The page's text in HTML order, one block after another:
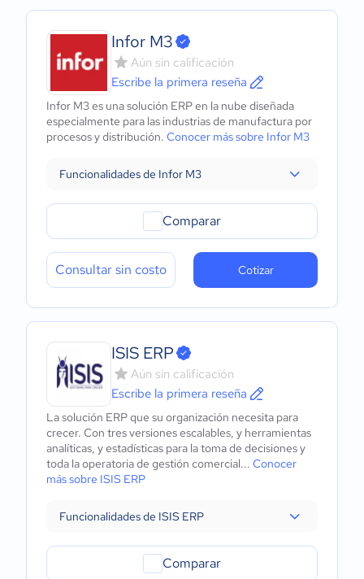
Infor M3
Aún sin calificación
Escribe la primera reseña
Infor M3 es una solución ERP en la nube diseñada
especialmente para las industrias de manufactura por
procesos y distribución. Conocer más sobre Infor M3
Funcionalidades de Infor M3
Comparar
Consultar sin costo Cotizar
ISIS ERP
Aún sin calificación
Escribe la primera reseña
La solución ERP que su organización necesita para
crecer. Con tres versiones escalables, y herramientas
analíticas, y estadísticas para la toma de decisiones y
toda la operatoria de gestión comercial... Conocer
más sobre ISIS ERP
Funcionalidades de ISIS ERP
Comparar